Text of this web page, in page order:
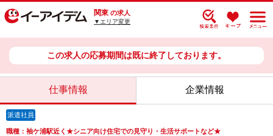
関東 の求人
▼エリア変更
この求人の応募期間は既に終了しております。
仕事情報 企業情報
派遣社員
職種：袖ケ浦駅近く★シニア向け住宅での見守り・生活サポートなど★